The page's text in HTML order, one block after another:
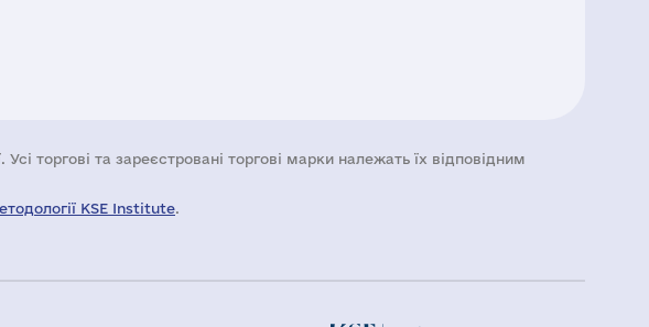
торгові та зареєстровані торгові марки належать їх відповідним
KSE Institute.